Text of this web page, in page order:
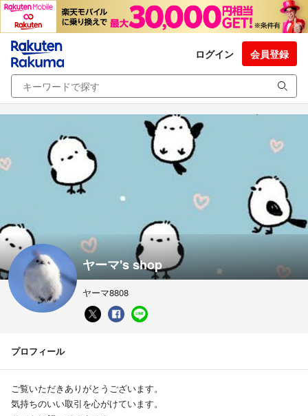
ログイン 会員登録
ヤーマ's shop
ヤーマ8808
プロフィール
ご覧いただきありがとうございます。
気持ちのいい取引を心がけています。